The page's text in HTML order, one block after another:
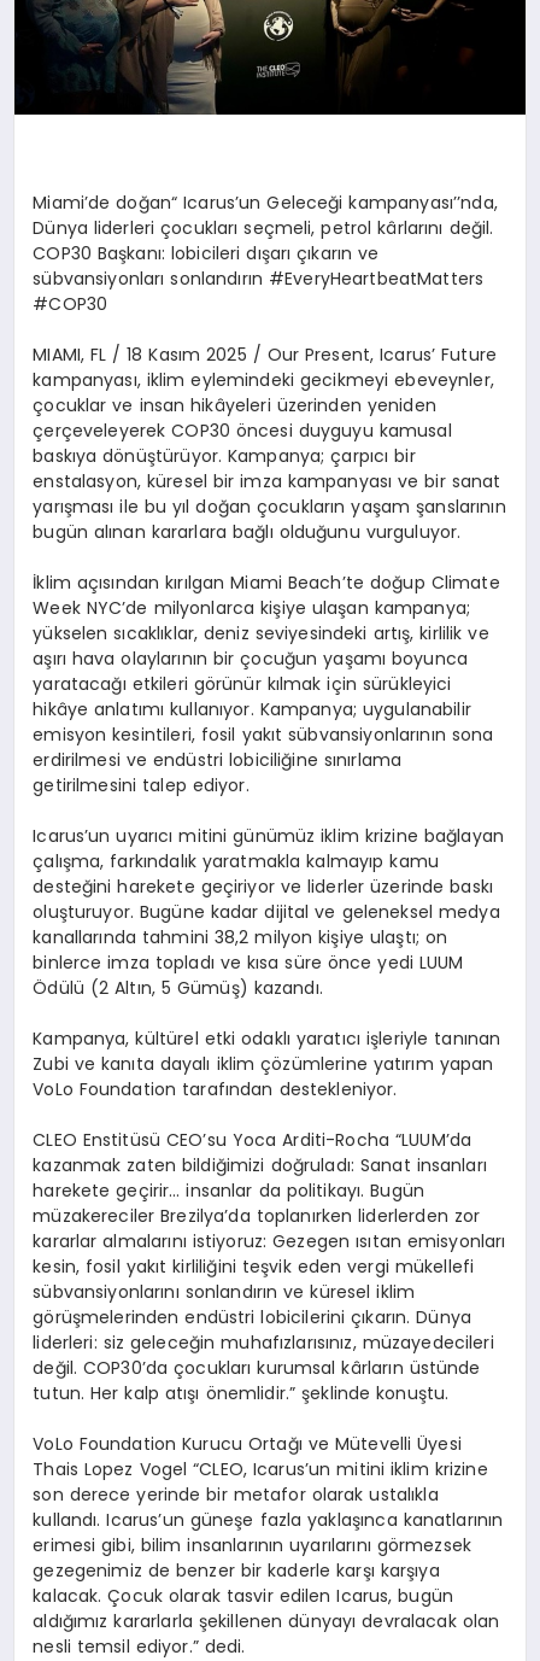
Miami’de doğan“ Icarus’un Geleceği kampanyası’’nda,
Dünya liderleri çocukları seçmeli, petrol kârlarını değil.
COP30 Başkanı: lobicileri dışarı çıkarın ve
sübvansiyonları sonlandırın #EveryHeartbeatMatters
#COP30
MIAMI, FL / 18 Kasım 2025 / Our Present, Icarus’Future
kampanyası, iklim eylemindeki gecikmeyi ebeveynler,
çocuklar ve insan hikâyeleri üzerinden yeniden
çerçeveleyerek COP30 öncesi duyguyu kamusal
baskıya dönüştürüyor. Kampanya; çarpıcı bir
enstalasyon, küresel bir imza kampanyası ve bir sanat
yarışması ile bu yıl doğan çocukların yaşam şanslarının
bugün alınan kararlara bağlı olduğunu vurguluyor.
İklim açısından kırılgan Miami Beach’te doğup Climate
Week NYC’de milyonlarca kişiye ulaşan kampanya;
yükselen sıcaklıklar, deniz seviyesindeki artış, kirlilik ve
aşırı hava olaylarının bir çocuğun yaşamı boyunca
yaratacağı etkileri görünür kılmak için sürükleyici
hikâye anlatımı kullanıyor. Kampanya; uygulanabilir
emisyon kesintileri, fosil yakıt sübvansiyonlarının sona
erdirilmesi ve endüstri lobiciliğine sınırlama
getirilmesini talep ediyor.
Icarus’un uyarıcı mitini günümüz iklim krizine bağlayan
çalışma, farkındalık yaratmakla kalmayıp kamu
desteğini harekete geçiriyor ve liderler üzerinde baskı
oluşturuyor. Bugüne kadar dijital ve geleneksel medya
kanallarında tahmini 38,2 milyon kişiye ulaştı; on
binlerce imza topladı ve kısa süre önce yedi LUUM
Ödülü (2 Altın, 5 Gümüş) kazandı.
Kampanya, kültürel etki odaklı yaratıcı işleriyle tanınan
Zubi ve kanıta dayalı iklim çözümlerine yatırım yapan
VoLo Foundation tarafından destekleniyor.
CLEO Enstitüsü CEO’su Yoca Arditi-Rocha “LUUM’da
kazanmak zaten bildiğimizi doğruladı: Sanat insanları
harekete geçirir… insanlar da politikayı. Bugün
müzakereciler Brezilya’da toplanırken liderlerden zor
kararlar almalarını istiyoruz: Gezegen ısıtan emisyonları
kesin, fosil yakıt kirliliğini teşvik eden vergi mükellefi
sübvansiyonlarını sonlandırın ve küresel iklim
görüşmelerinden endüstri lobicilerini çıkarın. Dünya
liderleri: siz geleceğin muhafızlarısınız, müzayedecileri
değil. COP30’daçocukları kurumsal kârların üstünde
tutun. Her kalp atışı önemlidir.” şeklinde konuştu.
VoLo Foundation Kurucu Ortağı ve MütevelliÜyesi
Thais Lopez Vogel“CLEO, Icarus’un mitini iklim krizine
son derece yerinde bir metafor olarak ustalıkla
kullandı. Icarus’un güneşe fazla yaklaşınca kanatlarının
erimesi gibi, bilim insanlarının uyarılarını görmezsek
gezegenimiz de benzer bir kaderle karşı karşıya
kalacak. Çocuk olarak tasvir edilen Icarus, bugün
aldığımız kararlarla şekillenen dünyayı devralacak olan
nesli temsil ediyor.” dedi.